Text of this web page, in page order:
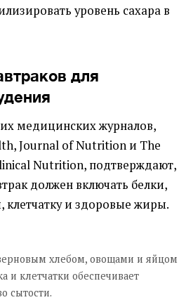
уровень сахара в
для
медицинских журналов,
Journal of Nutrition и The
Nutrition, подтверждают,
должен включать белки,
клетчатку и здоровые жиры.
хлебом, овощами и яйцом
и клетчатки обеспечивает
сытости.